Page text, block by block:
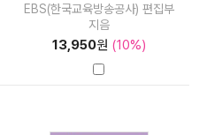
EBS(한국교육방송공사) 편집부
지음
13,950원 (10%)